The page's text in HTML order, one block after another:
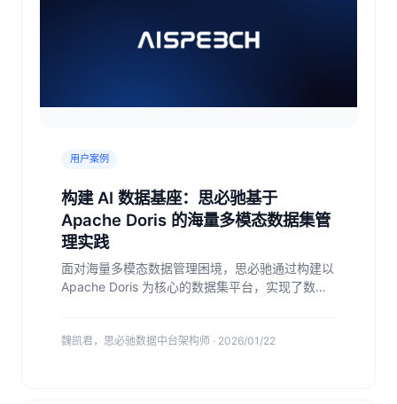
用户案例
构建 AI 数据基座：思必驰基于
Apache Doris 的海量多模态数据集管
理实践
面对海量多模态数据管理困境，思必驰通过构建以
Apache Doris 为核心的数据集平台，实现了数据
3w，不仅实现可量化的效率提升和成本优化，更
魏凯君，思必驰数据中台架构师 · 2026/01/22